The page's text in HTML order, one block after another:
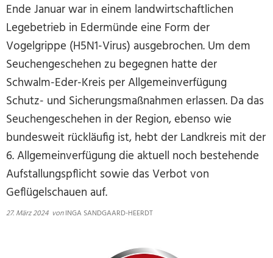
Ende Januar war in einem landwirtschaftlichen
Legebetrieb in Edermünde eine Form der
Vogelgrippe (H5N1-Virus) ausgebrochen. Um dem
Seuchengeschehen zu begegnen hatte der
Schwalm-Eder-Kreis per Allgemeinverfügung
Schutz- und Sicherungsmaßnahmen erlassen. Da das
Seuchengeschehen in der Region, ebenso wie
bundesweit rückläufig ist, hebt der Landkreis mit der
6. Allgemeinverfügung die aktuell noch bestehende
Aufstallungspflicht sowie das Verbot von
Geflügelschauen auf.
27. März 2024 vonINGA SANDGAARD-HEERDT